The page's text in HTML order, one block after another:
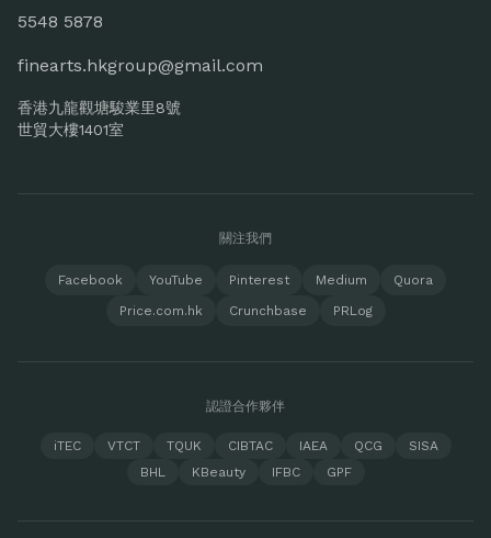
5548 5878
finearts.hkgroup@gmail.com
香港九龍觀塘駿業里8號
世貿大樓1401室
關注我們
Facebook YouTube Pinterest Medium
Quora
Price.com.hk
Crunchbase PRLog
認證合作夥伴
iTEC VTCT TQUK CIBTAC IAEA QCG
SISA
BHL
KBeauty IFBC GPF